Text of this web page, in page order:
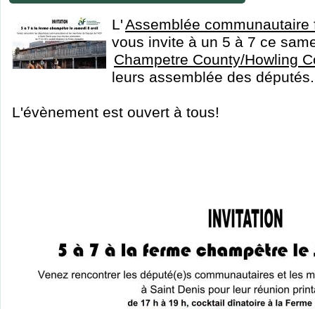
L'Assemblée communautaire
vous invite à un 5 à 7 ce
Champetre County/Howling
leurs assemblée des députés.
L'évènement est ouvert à tous!